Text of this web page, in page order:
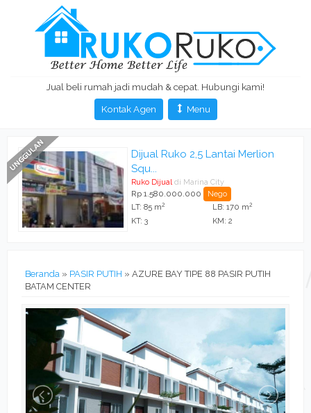
Jual beli rumah jadi mudah & cepat. Hubungi kami!
Kontak Agen
Menu
Dijual Ruko 2,5 Lantai Merlion
Squ...
Ruko Dijual di Marina City
Rp 1.580.000.000 Nego
LT: 85 m2 LB: 170 m2
KT: 3 KM: 2
Beranda » PASIR PUTIH » AZURE BAY TIPE 88 PASIR PUTIH
BATAM CENTER